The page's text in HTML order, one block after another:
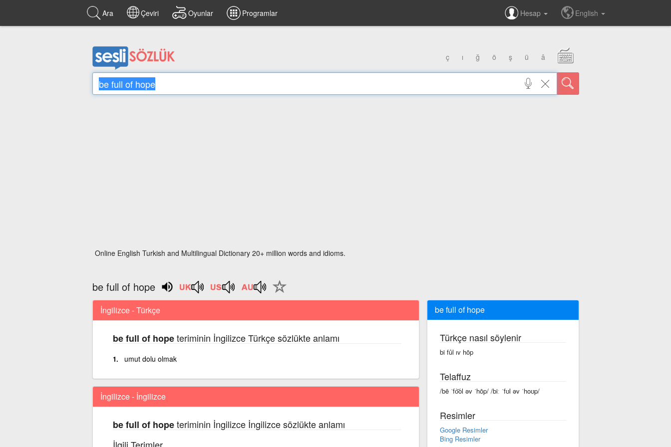
Ara Çeviri Oyunlar Programlar Hesap English
ç ı ğ ö ş ü â
Online English Turkish and Multilingual Dictionary 20+ million words and idioms.
be full of hope
İngilizce - Türkçe
be full of hopeteriminin İngilizce Türkçe sözlükte anlamı
umut dolu olmak
İngilizce - İngilizce
be full of hopeteriminin İngilizce İngilizce sözlükte anlamı
İlgili Terimler
be full of hope
Türkçe nasıl söylenir
bi fûl ıv hōp
Telaffuz
/bē ˈfo͝ol əv ˈhōp/ /biː ˈfʊl əv ˈhoʊp/
Resimler
Google Resimler
Bing Resimler